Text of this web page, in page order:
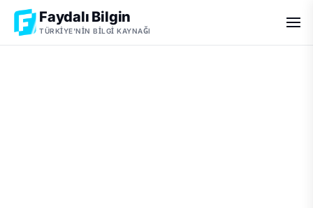
Faydalı Bilgin
TÜRKIYE'NIN BILGI KAYNAĞI